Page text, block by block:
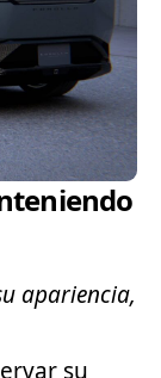
apariencia,
su